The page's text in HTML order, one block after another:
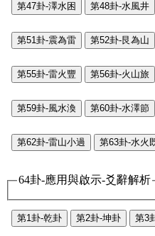
第47卦-澤水困 第48卦-水風井
第51卦-震為雷 第52卦-艮為山
第55卦-雷火豐 第56卦-火山旅
第59卦-風水渙 第60卦-水澤節
第62卦-雷山小過 第63卦-水火
64卦-應用與啟示-爻辭解析
第1卦-乾卦 第2卦-坤卦 第3